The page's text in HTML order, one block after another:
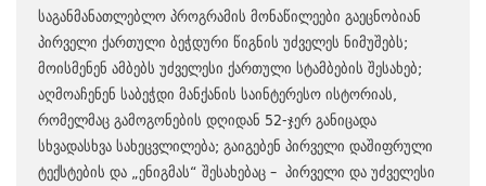
საგანმანათლებლო პროგრამის მონაწილეები გაეცნობიან
პირველი ქართული ბეჭდური წიგნის უძველეს ნიმუშებს;
მოისმენენ ამბებს უძველესი ქართული სტამბების შესახებ;
აღმოაჩენენ საბეჭდი მანქანის საინტერესო ისტორიას,
რომელმაც გამოგონების დღიდან 52-ჯერ განიცადა
სხვადასხვა სახეცვლილება; გაიგებენ პირველი დაშიფრული
ტექსტების და „ენიგმას“ შესახებაც– პირველი და უძველესი